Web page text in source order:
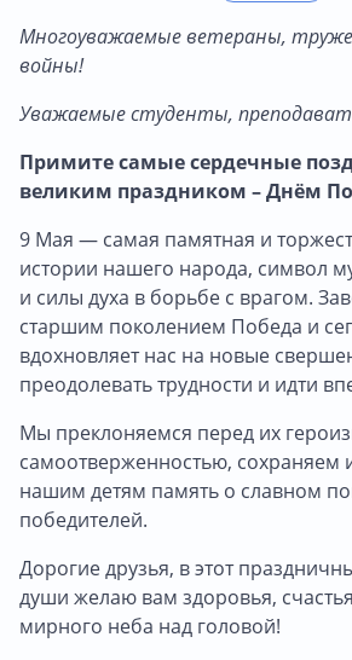
Многоуважаемые ветераны,
войны!
Уважаемые студенты,
Примите самые сердечные
великим праздником – Днём
9 Мая — самая памятная и
истории нашего народа, символ
и силы духа в борьбе с врагом.
старшим поколением Победа и
вдохновляет нас на новые
преодолевать трудности и идти
Мы преклоняемся перед их
самоотверженностью, сохраняем
нашим детям память о славном
победителей.
Дорогие друзья, в этот
души желаю вам здоровья,
мирного неба над головой!